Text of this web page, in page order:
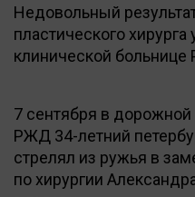
Недовольный
пластического хирурга
клинической
7 сентября в
РЖД 34-летний
стрелял из ружья в
по хирургии